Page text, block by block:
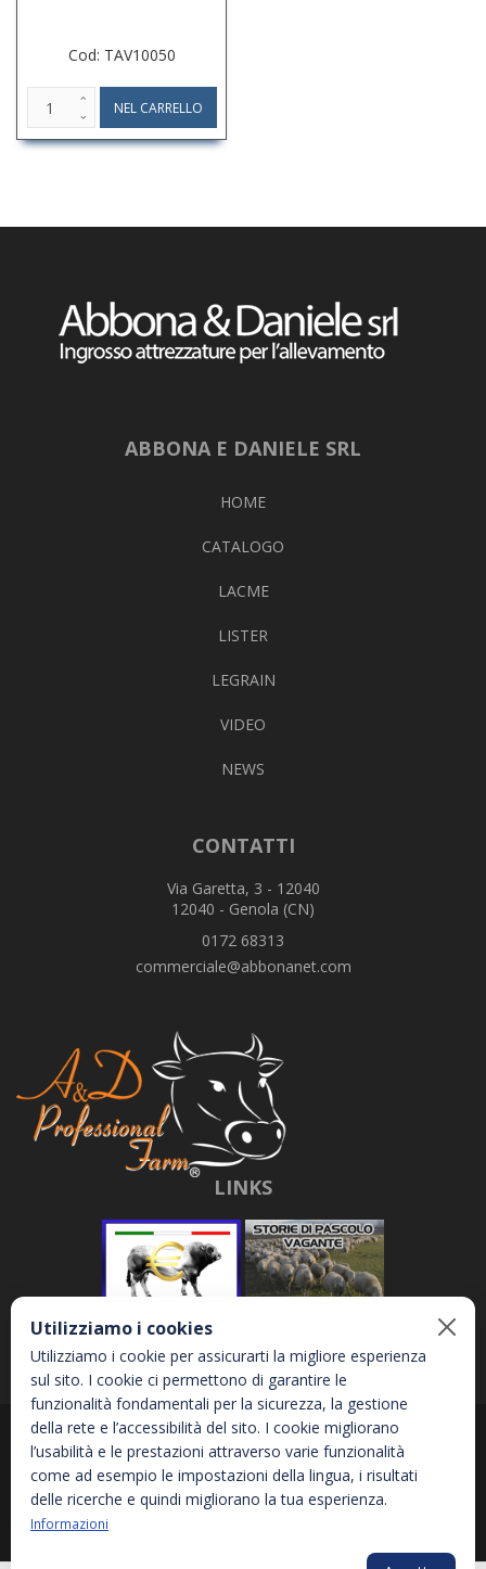
Cod: TAV10050
ABBONA E DANIELE SRL
HOME
CATALOGO
LACME
LISTER
LEGRAIN
VIDEO
NEWS
CONTATTI
Via Garetta, 3 - 12040
12040 - Genola (CN)
0172 68313
commerciale@abbonanet.com
LINKS
Abbona e Daniele S.r.l. - Via Garetta, 3 - 12040 - Genola (CN) - P.IVA
02810870044
Privacy Policy
Utilizziamo i cookies
Utilizziamo i cookie per assicurarti la migliore esperienza
sul sito. I cookie ci permettono di garantire le
funzionalità fondamentali per la sicurezza, la gestione
della rete e l’accessibilità del sito. I cookie migliorano
l’usabilità e le prestazioni attraverso varie funzionalità
come ad esempio le impostazioni della lingua, i risultati
delle ricerche e quindi migliorano la tua esperienza.
Informazioni